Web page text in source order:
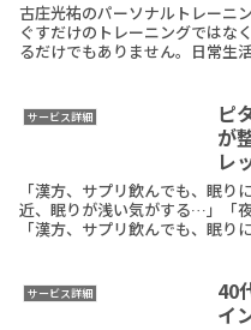
古庄光祐のパーソナルトレーニ
ぐすだけのトレーニングではな
るだけでもありません。日常生
サービス詳細
ピ
が
レ
「漢方、サプリ飲んでも、眠
近、眠りが浅い気がする…」「
「漢方、サプリ飲んでも、眠
サービス詳細
40
イ